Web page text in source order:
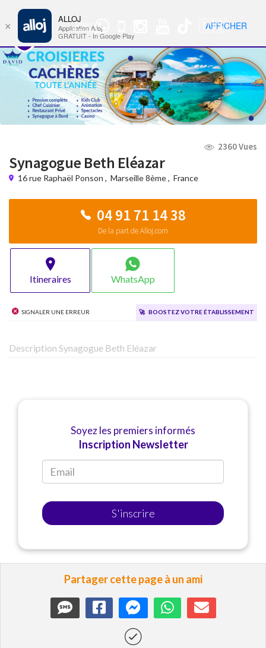
Groupe
WhatsApp
🇺🇸 Nav
2360 Vues
Synagogue Beth Eléazar
16 rue Raphaël Ponson , Marseille 8ème, France
04 91 71 14 38
De la part de Alloj.com
Itineraires WhatsApp
Signaler une erreur 🚀 Boostez votre établissement
Description Synagogue Beth Eléazar
Soyez les premiers informés
Inscription Newsletter
S'inscrire
Partager cette page à un ami
×
ALLOJ
Application Alloj
GRATUIT - In Google Play
AFFICHER